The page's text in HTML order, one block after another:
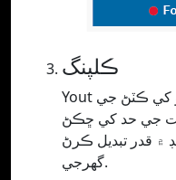
ڪلپنگ
Yout توهان کي توهان جي وڊيو/آڊيو کي ڪٽڻ جي
جي حد کي ڇڪڻ
۾ قدر تبديل ڪرڻ
گهرجي.